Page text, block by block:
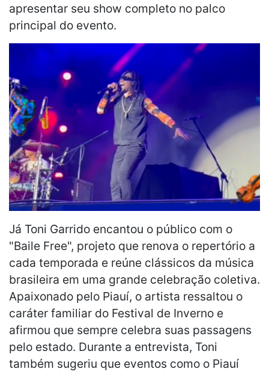
apresentar seu show completo no palco
principal do evento.
Já Toni Garrido encantou o público com o
"Baile Free", projeto que renova o repertório a
cada temporada e reúne clássicos da música
brasileira em uma grande celebração coletiva.
Apaixonado pelo Piauí, o artista ressaltou o
caráter familiar do Festival de Inverno e
afirmou que sempre celebra suas passagens
pelo estado. Durante a entrevista, Toni
também sugeriu que eventos como o Piauí